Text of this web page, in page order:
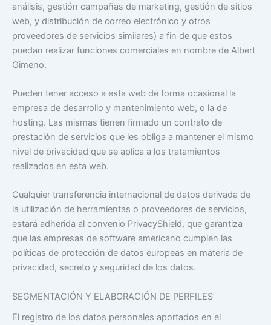
análisis, gestión campañas de marketing, gestión de sitios
web, y distribución de correo electrónico y otros
proveedores de servicios similares) a fin de que estos
puedan realizar funciones comerciales en nombre de Albert
Gimeno.
Pueden tener acceso a esta web de forma ocasional la
empresa de desarrollo y mantenimiento web, o la de
hosting. Las mismas tienen firmado un contrato de
prestación de servicios que les obliga a mantener el mismo
nivel de privacidad que se aplica a los tratamientos
realizados en esta web.
Cualquier transferencia internacional de datos derivada de
la utilización de herramientas o proveedores de servicios,
estará adherida al convenio PrivacyShield, que garantiza
que las empresas de software americano cumplen las
políticas de protección de datos europeas en materia de
privacidad, secreto y seguridad de los datos.
SEGMENTACIÓN Y ELABORACIÓN DE PERFILES
El registro de los datos personales aportados en el